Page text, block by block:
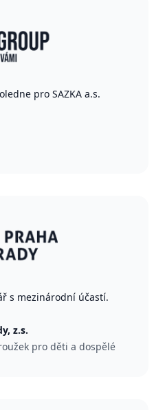
pro SAZKA a.s.
s mezinárodní účastí.
z.s.
pro děti a dospělé